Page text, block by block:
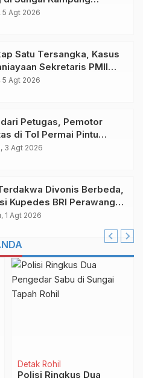
Siak
5 Agt 2026
Satu Tersangka, Kasus
Sekretaris PMII
Polda Riau
5 Agt 2026
Petugas, Pemotor
di Tol Permai Pintu
Tanpa Helm
3 Agt 2026
Divonis Berbeda,
Kupedes BRI Perawang
Miliar
1 Agt 2026
Detak Rohil
Polisi Ringkus Dua